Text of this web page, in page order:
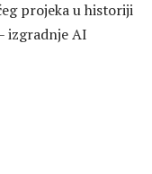
projeka u historiji
izgradnje AI